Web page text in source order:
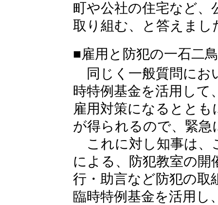
町や公社の住宅など、
取り組む、と答えまし
■雇用と防犯の一石二
同じく一般質問にお
時特例基金を活用して
雇用対策になるとと
が得られるので、緊
これに対し知事は、
による、防犯教室の
行・助言など防犯の取
臨時特例基金を活用し